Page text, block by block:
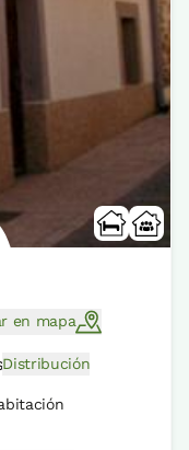
en mapa
Distribución